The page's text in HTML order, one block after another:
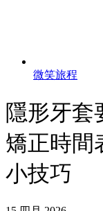
微笑旅程
隱形牙套
矯正時間
小技巧